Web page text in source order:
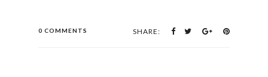
0 COMMENTS SHARE: